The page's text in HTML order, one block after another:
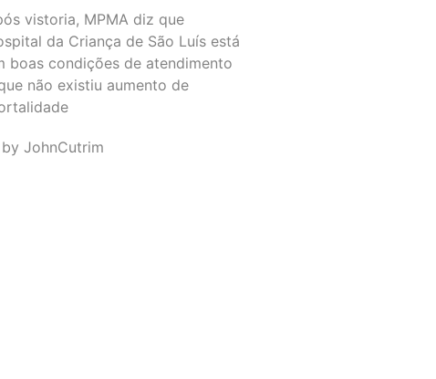
vistoria, MPMA diz que
da Criança de São Luís está
boas condições de atendimento
não existiu aumento de
JohnCutrim